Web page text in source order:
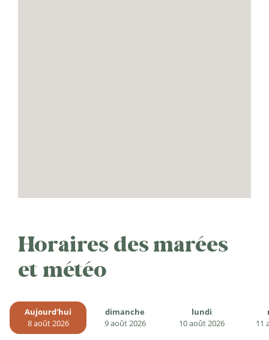
Horaires des marées
et météo
Aujourd'hui
8 août 2026
dimanche
9 août 2026
lundi
10 août 2026
11